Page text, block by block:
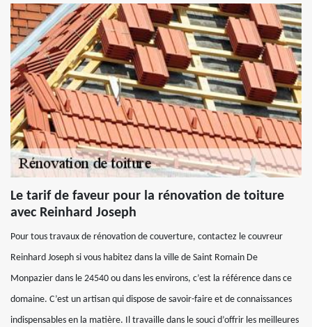
Le tarif de faveur pour la rénovation de toiture
avec Reinhard Joseph
Pour tous travaux de rénovation de couverture, contactez le couvreur
Reinhard Joseph si vous habitez dans la ville de Saint Romain De
Monpazier dans le 24540 ou dans les environs, c’est la référence dans ce
domaine. C’est un artisan qui dispose de savoir-faire et de connaissances
indispensables en la matière. Il travaille dans le souci d’offrir les meilleures